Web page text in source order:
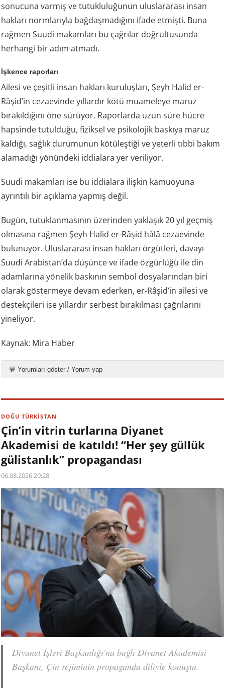
sonucuna varmış ve tutukluluğunun uluslararası insan
hakları normlarıyla bağdaşmadığını ifade etmişti. Buna
rağmen Suudi makamları bu çağrılar doğrultusunda
herhangi bir adım atmadı.
İşkence raporları
Ailesi ve çeşitli insan hakları kuruluşları, Şeyh Halid er-
Râşid’in cezaevinde yıllardır kötü muameleye maruz
bırakıldığını öne sürüyor. Raporlarda uzun süre hücre
hapsinde tutulduğu, fiziksel ve psikolojik baskıya maruz
kaldığı, sağlık durumunun kötüleştiği ve yeterli tıbbi bakım
alamadığı yönündeki iddialara yer veriliyor.
Suudi makamları ise bu iddialara ilişkin kamuoyuna
ayrıntılı bir açıklama yapmış değil.
Bugün, tutuklanmasının üzerinden yaklaşık 20 yıl geçmiş
olmasına rağmen Şeyh Halid er-Râşid hâlâ cezaevinde
bulunuyor. Uluslararası insan hakları örgütleri, davayı
Suudi Arabistan’da düşünce ve ifade özgürlüğü ile din
adamlarına yönelik baskının sembol dosyalarından biri
olarak göstermeye devam ederken, er-Râşid’in ailesi ve
destekçileri ise yıllardır serbest bırakılması çağrılarını
yineliyor.
Kaynak: Mira Haber
💬 Yorumları göster / Yorum yap
DOĞU TÜRKİSTAN
Çin’in vitrin turlarına Diyanet
Akademisi de katıldı! “Her şey güllük
gülistanlık” propagandası
06.08.2026 20:28
Diyanet İşleri Başkanlığı'na bağlı Diyanet Akademisi
Başkanı, Çin rejiminin propaganda diliyle konuştu.